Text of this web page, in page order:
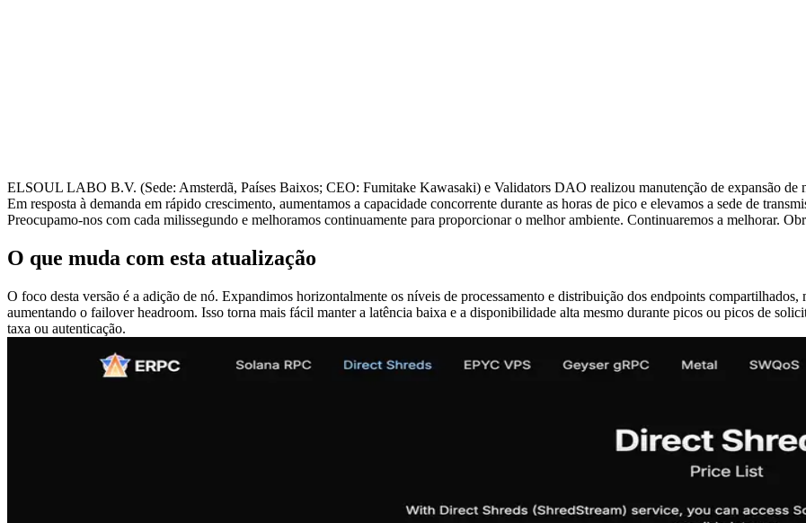
ELSOUL LABO B.V. (Sede: Amsterdã, Países Baixos; CEO: Fumitake Kawasaki) e Validators DAO realizou manutenção de expansão de
Em resposta à demanda em rápido crescimento, aumentamos a capacidade concorrente durante as horas de pico e elevamos a sede de
Preocupamo-nos com cada milissegundo e melhoramos continuamente para proporcionar o melhor ambiente. Continuaremos a melhorar.
O que muda com esta atualização
O foco desta versão é a adição de nó. Expandimos horizontalmente os níveis de processamento e distribuição dos endpoints
aumentando o failover headroom. Isso torna mais fácil manter a latência baixa e a disponibilidade alta mesmo durante picos ou picos de
taxa ou autenticação.